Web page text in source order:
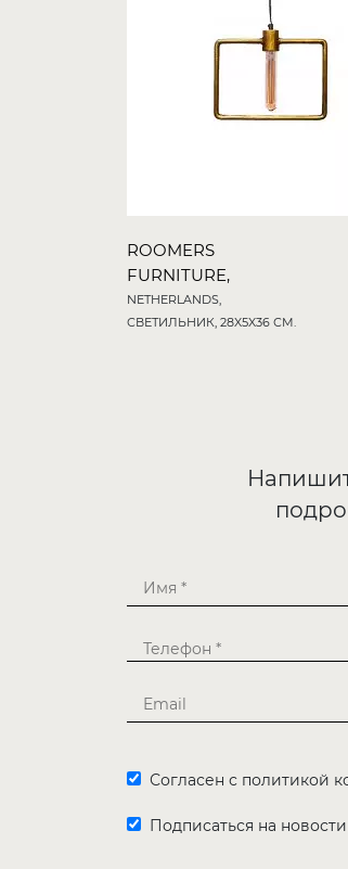
ROOMERS
FURNITURE,
NETHERLANDS,
СВЕТИЛЬНИК, 28X5X36 СМ.
Согласен с политикой
Подписаться на новости